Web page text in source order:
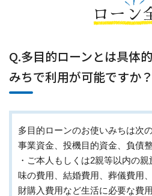
ローン
Q.多目的ローンとは具体
みちで利用が可能ですか？
多目的ローンのお使いみちは次
事業資金、投機目的資金、負債
・ご本人もしくは2親等以内の
味の費用、結婚費用、葬儀費用
財購入費用など生活に必要な費用